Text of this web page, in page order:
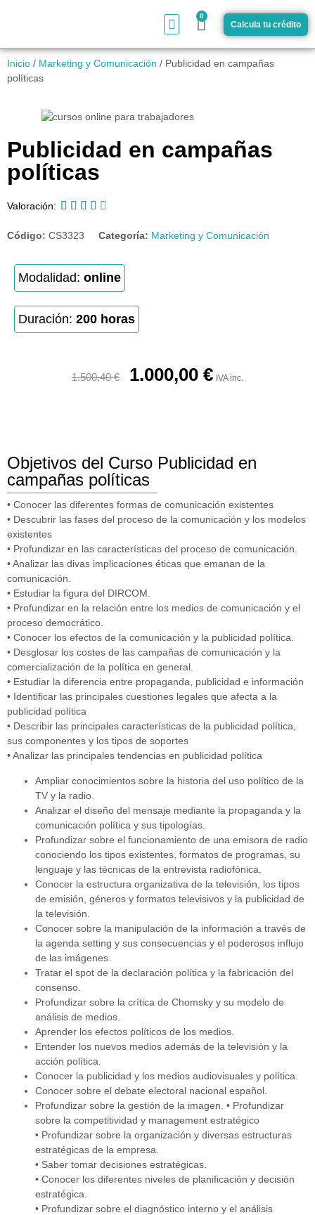
0
Calcula tu crédito
Inicio / Marketing y Comunicación / Publicidad en campañas
políticas
Publicidad en campañas
políticas
Valoración:     
Código: CS3323 Categoría: Marketing y Comunicación
Modalidad: online
Duración: 200 horas
1.500,40€ 1.000,00 € IVA inc.
Objetivos del Curso Publicidad en
campañas políticas
• Conocer las diferentes formas de comunicación existentes
• Descubrir las fases del proceso de la comunicación y los modelos
existentes
• Profundizar en las características del proceso de comunicación.
• Analizar las divas implicaciones éticas que emanan de la
comunicación.
• Estudiar la figura del DIRCOM.
• Profundizar en la relación entre los medios de comunicación y el
proceso democrático.
• Conocer los efectos de la comunicación y la publicidad política.
• Desglosar los costes de las campañas de comunicación y la
comercialización de la política en general.
• Estudiar la diferencia entre propaganda, publicidad e información
• Identificar las principales cuestiones legales que afecta a la
publicidad política
• Describir las principales características de la publicidad política,
sus componentes y los tipos de soportes
• Analizar las principales tendencias en publicidad política
Ampliar conocimientos sobre la historia del uso político de la
TV y la radio.
Analizar el diseño del mensaje mediante la propaganda y la
comunicación política y sus tipologías.
Profundizar sobre el funcionamiento de una emisora de radio
conociendo los tipos existentes, formatos de programas, su
lenguaje y las técnicas de la entrevista radiofónica.
Conocer la estructura organizativa de la televisión, los tipos
de emisión, géneros y formatos televisivos y la publicidad de
la televisión.
Conocer sobre la manipulación de la información a través de
la agenda setting y sus consecuencias y el poderosos influjo
de las imágenes.
Tratar el spot de la declaración política y la fabricación del
consenso.
Profundizar sobre la crítica de Chomsky y su modelo de
análisis de medios.
Aprender los efectos políticos de los medios.
Entender los nuevos medios además de la televisión y la
acción política.
Conocer la publicidad y los medios audiovisuales y política.
Conocer sobre el debate electoral nacional español.
Profundizar sobre la gestión de la imagen. • Profundizar
sobre la competitividad y management estratégico
• Profundizar sobre la organización y diversas estructuras
estratégicas de la empresa.
• Saber tomar decisiones estratégicas.
• Conocer los diferentes niveles de planificación y decisión
estratégica.
• Profundizar sobre el diagnóstico interno y el análisis